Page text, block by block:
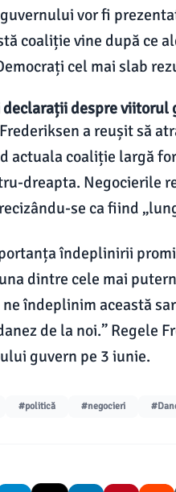
vor fi
coaliție vine după ce
cel mai slab
despre viitorul
a reușit să
actuala coaliție largă
dreapta. Negocierile
se ca fiind
îndeplinirii
dintre cele mai
îndeplinim această
de la noi.” Regele
guvern pe 3 iunie.
#politică #negocieri